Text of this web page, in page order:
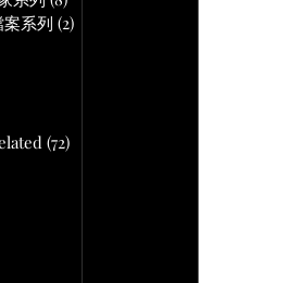
系列 (2)
(72)